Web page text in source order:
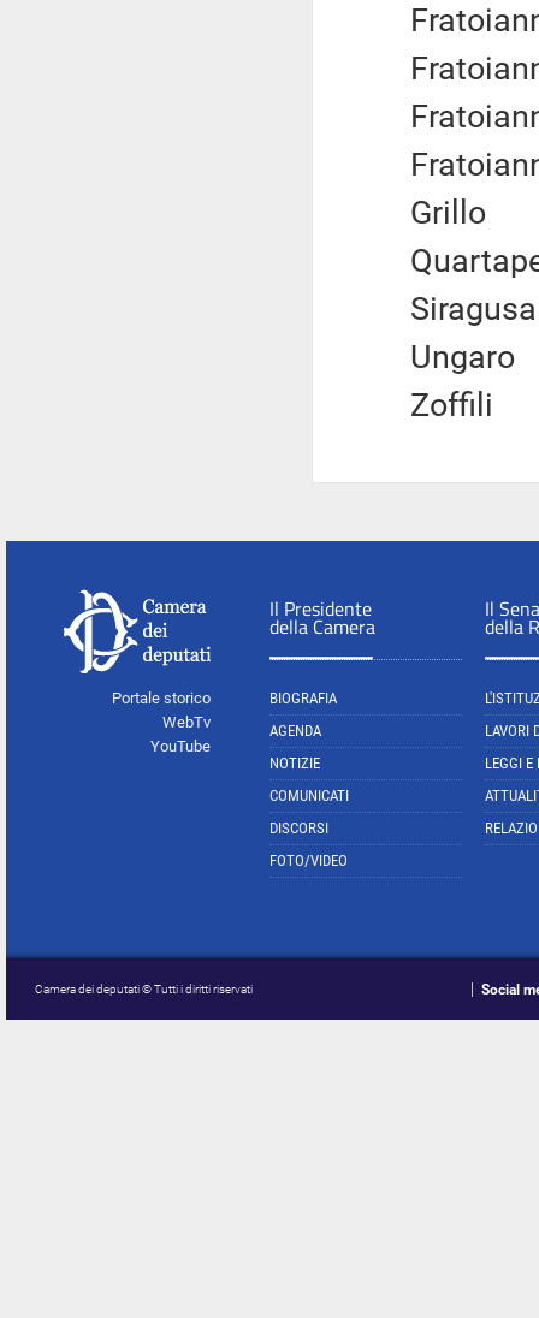
Portale storico
WebTv
YouTube
Il Presidente
della Camera
BIOGRAFIA
AGENDA
NOTIZIE
COMUNICATI
DISCORSI
FOTO/VIDEO
Il
della
LAVORI
LEGGI E
Camera dei deputati © Tutti i diritti riservati Social